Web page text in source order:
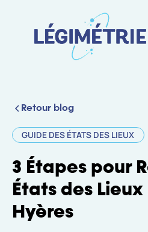
Retour blog
GUIDE DES ÉTATS DES LIEUX
3 Étapes pour
États des
Hyères